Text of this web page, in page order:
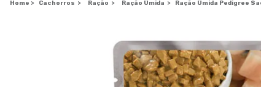
Cachorros Ração Ração Úmida Ração Úmida Pedigree